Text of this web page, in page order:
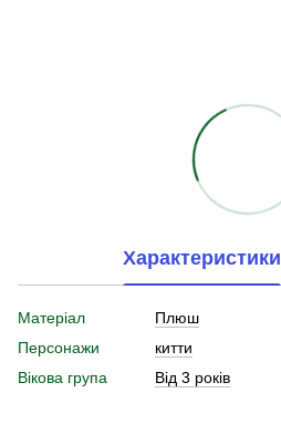
Характеристики
Матеріал
Плюш
Персонажи
китти
Вікова група
Від 3 років